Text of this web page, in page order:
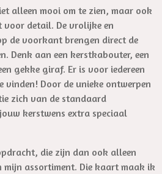
alleen mooi om te zien, maar ook
detail. De vrolijke en
de voorkant brengen direct de
Denk aan een kerstkabouter, een
gekke giraf. Er is voor iedereen
vinden! Door de unieke ontwerpen
zich van de standaard
kerstwens extra speciaal
die zijn dan ook alleen
mijn assortiment. Die kaart maak ik